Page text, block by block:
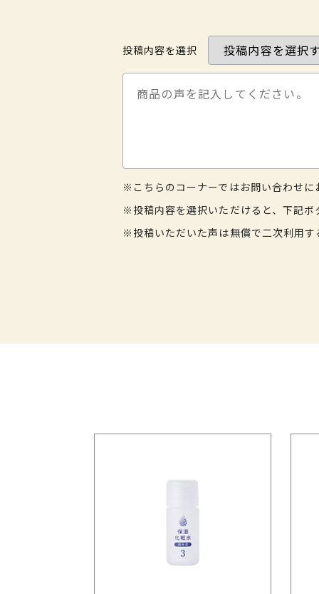
投稿内容を選択
※こちらのコーナーではお問い合わせに
※投稿内容を選択いただけると、下記ボ
※投稿いただいた声は無償で二次利用す